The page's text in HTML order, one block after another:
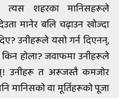
शहरका मानिसहरूले
मानेर बलि चढ़ाउन खोज्दा
उनीहरूले यसो गर्न दिएनन्,
होला? जवाफमा उनीहरूले
उनीहरू त अरूजस्तै कमजोर
मानिसको वा मूर्तिहरूको पूजा